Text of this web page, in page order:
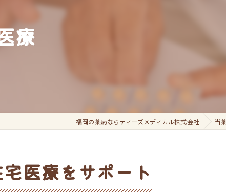
療
福岡の薬局ならティーズメディカル株式会社 当
医療をサポート